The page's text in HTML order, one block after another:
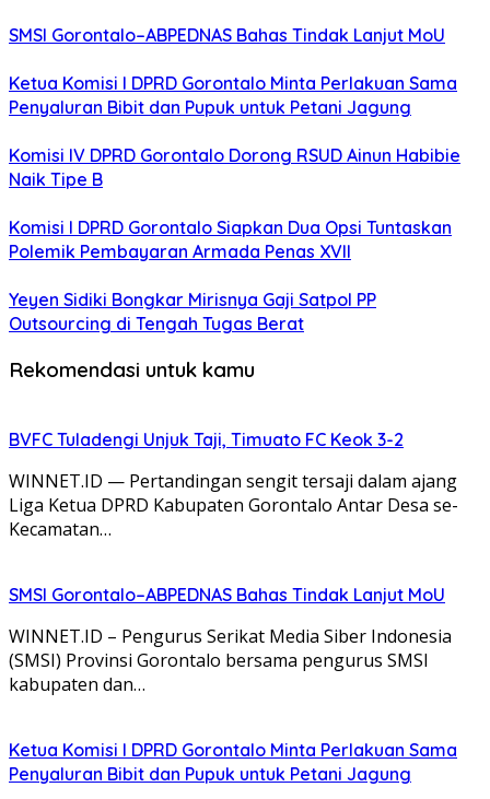
SMSI Gorontalo–ABPEDNAS Bahas Tindak Lanjut MoU
Ketua Komisi I DPRD Gorontalo Minta Perlakuan Sama
Penyaluran Bibit dan Pupuk untuk Petani Jagung
Komisi IV DPRD Gorontalo Dorong RSUD Ainun Habibie
Naik Tipe B
Komisi I DPRD Gorontalo Siapkan Dua Opsi Tuntaskan
Polemik Pembayaran Armada Penas XVII
Yeyen Sidiki Bongkar Mirisnya Gaji Satpol PP
Outsourcing di Tengah Tugas Berat
Rekomendasi untuk kamu
BVFC Tuladengi Unjuk Taji, Timuato FC Keok 3-2
WINNET.ID — Pertandingan sengit tersaji dalam ajang
Liga Ketua DPRD Kabupaten Gorontalo Antar Desa se-
Kecamatan…
SMSI Gorontalo–ABPEDNAS Bahas Tindak Lanjut MoU
WINNET.ID – Pengurus Serikat Media Siber Indonesia
(SMSI) Provinsi Gorontalo bersama pengurus SMSI
kabupaten dan…
Ketua Komisi I DPRD Gorontalo Minta Perlakuan Sama
Penyaluran Bibit dan Pupuk untuk Petani Jagung